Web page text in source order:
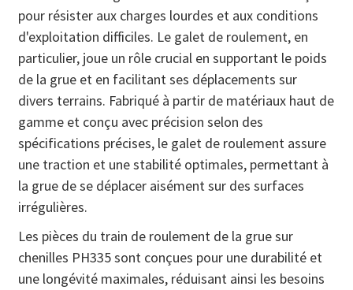
pour résister aux charges lourdes et aux conditions
d'exploitation difficiles. Le galet de roulement, en
particulier, joue un rôle crucial en supportant le poids
de la grue et en facilitant ses déplacements sur
divers terrains. Fabriqué à partir de matériaux haut de
gamme et conçu avec précision selon des
spécifications précises, le galet de roulement assure
une traction et une stabilité optimales, permettant à
la grue de se déplacer aisément sur des surfaces
irrégulières.
Les pièces du train de roulement de la grue sur
chenilles PH335 sont conçues pour une durabilité et
une longévité maximales, réduisant ainsi les besoins